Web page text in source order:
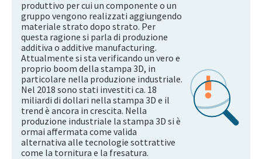
produttivo per cui un componente o un
gruppo vengono realizzati aggiungendo
materiale strato dopo strato. Per
questa ragione si parla di produzione
additiva o additive manufacturing.
Attualmente si sta verificando un vero e
proprio boom della stampa 3D, in
particolare nella produzione industriale.
Nel 2018 sono stati investiti ca. 18
miliardi di dollari nella stampa 3D e il
trend è ancora in crescita. Nella
produzione industriale la stampa 3D si è
ormai affermata come valida
alternativa alle tecnologie sottrattive
come la tornitura e la fresatura.